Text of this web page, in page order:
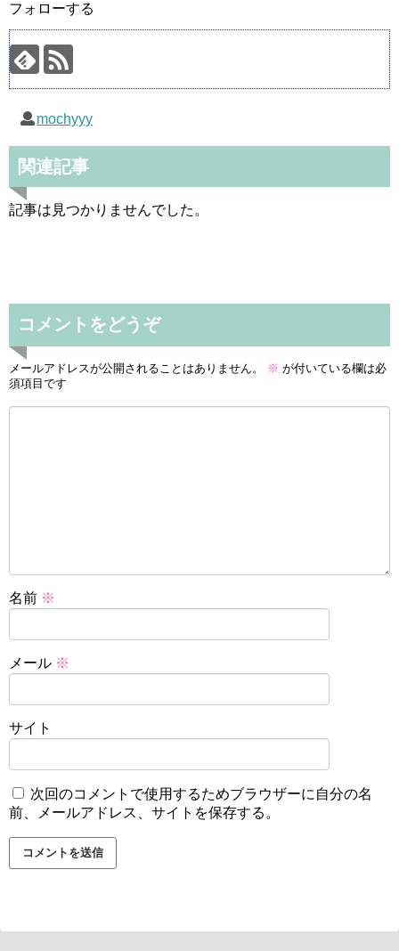
フォローする
mochyyy
関連記事
記事は見つかりませんでした。
コメントをどうぞ
メールアドレスが公開されることはありません。 ※ が付いている欄は必
須項目です
名前 ※
メール ※
サイト
次回のコメントで使用するためブラウザーに自分の名
前、メールアドレス、サイトを保存する。